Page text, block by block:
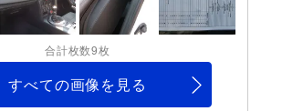
合計枚数9枚
すべての画像を見る